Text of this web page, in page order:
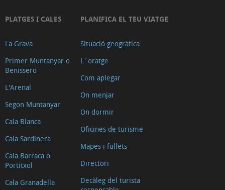
PLATGES I CALES
La Grava
Primer Muntanyar o
Benissero
L'Arenal
Segon Muntanyar
Cala Blanca
Cala Sardinera
Cala Barraca o
Portitxol
Cala Granadella
PLANIFICA EL TEU VIATGE
Situació geogràfica
L´oratge
Com aplegar
On menjar
On dormir
Oficines de turisme
Mapes i fullets
Directori
Decàleg del turista